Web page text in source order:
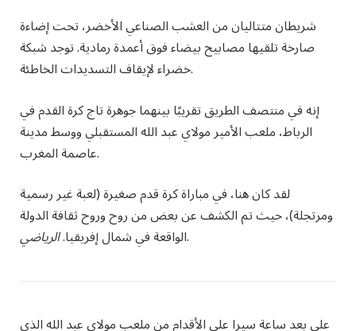
شريطان متتاليان من العشب الصناعي الأخضر، تحت إضاءة
صارخة تلقيها مصابيح بيضاء فوق أعمدة رمادية. توجد شبكة
خضراء لإيقاف التسديدات الخاطئة.
إنه في منتصف الطريق تقريبًا بينهماجوهرة تاج كرة القدم في
الرباط، ملعب الأمير مولاي عبد الله المستقبليووسط مدينة
عاصمة المغرب.
لقد كان هنا،في مباراة كرة قدم صغيرة (لعبة غير رسمية
ومرتجلة)، حيث تم الكشف عن بعض من روح وروح ثقافة الدولة
الواقعة في شمال إفريقيا.الرياضي .
على بعد ساعة سيرا على الأقدام من ملعب مولاي عبد الله الذي